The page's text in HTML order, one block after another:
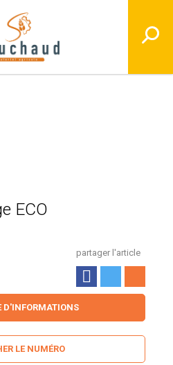
ECO
partager l'article
D'INFORMATIONS
LE NUMÉRO